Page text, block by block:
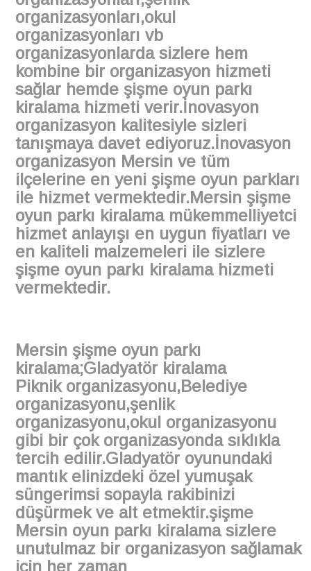
organizasyonları,okul
organizasyonları vb
organizasyonlarda sizlere hem
kombine bir organizasyon hizmeti
sağlar hemde şişme oyun parkı
kiralama hizmeti verir.İnovasyon
organizasyon kalitesiyle sizleri
tanışmaya davet ediyoruz.İnovasyon
organizasyon Mersin ve tüm
ilçelerine en yeni şişme oyun parkları
ile hizmet vermektedir.Mersin şişme
oyun parkı kiralama mükemmelliyetci
hizmet anlayışı en uygun fiyatları ve
en kaliteli malzemeleri ile sizlere
şişme oyun parkı kiralama hizmeti
vermektedir.
Mersin şişme oyun parkı
kiralama;Gladyatör kiralama
Piknik organizasyonu,Belediye
organizasyonu,şenlik
organizasyonu,okul organizasyonu
gibi bir çok organizasyonda sıklıkla
tercih edilir.Gladyatör oyunundaki
mantık elinizdeki özel yumuşak
süngerimsi sopayla rakibinizi
düşürmek ve alt etmektir.şişme
Mersin oyun parkı kiralama sizlere
unutulmaz bir organizasyon sağlamak
için her zaman